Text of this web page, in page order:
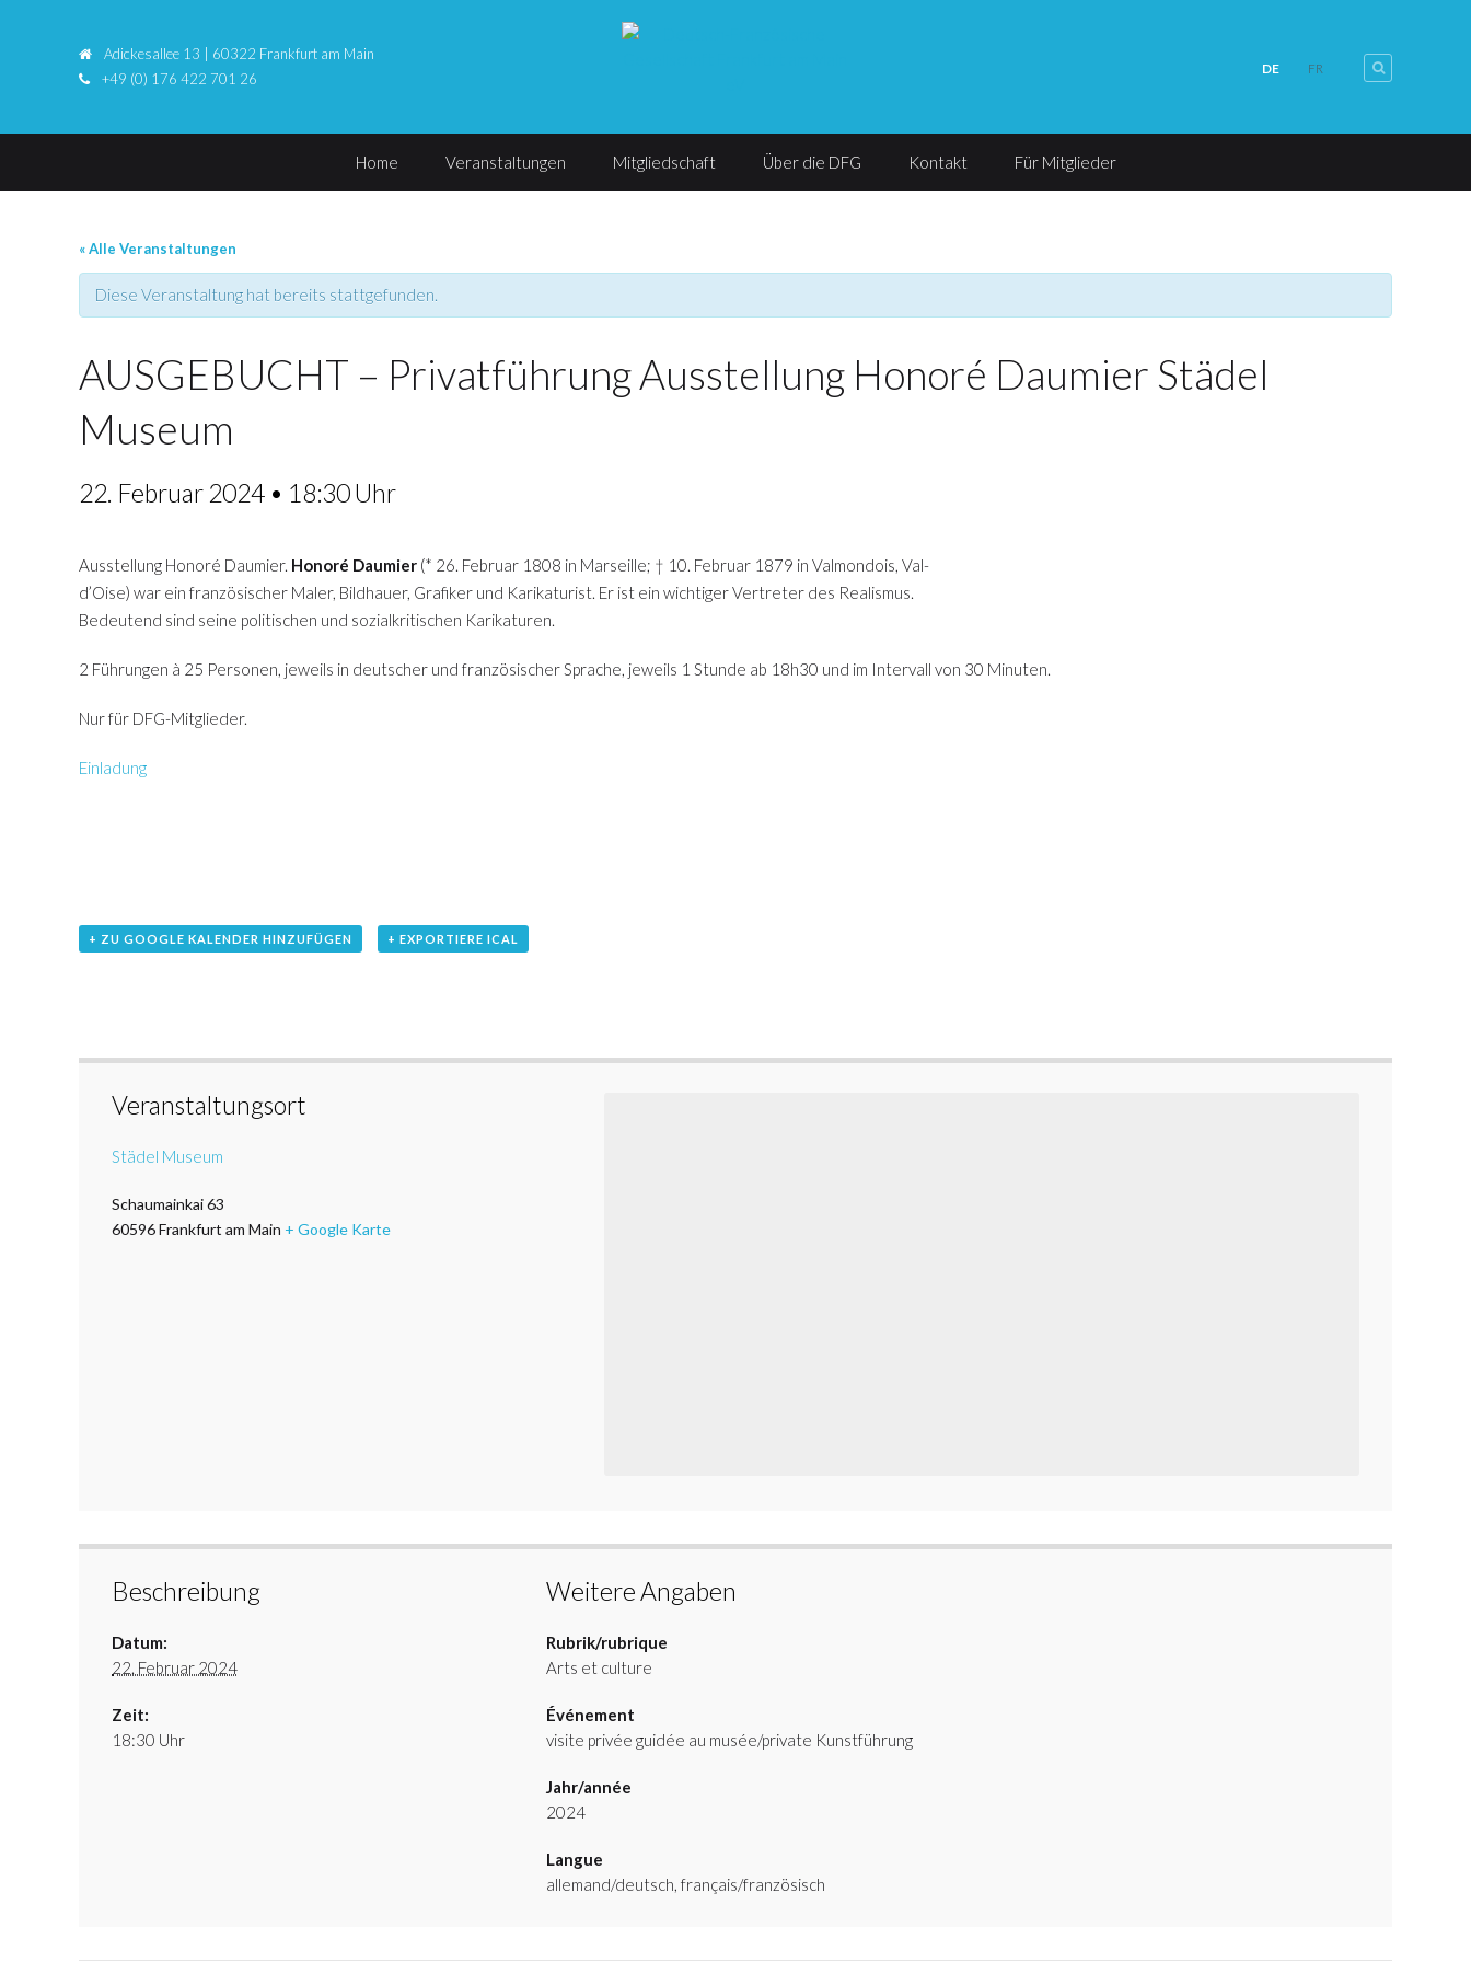
Adickesallee 13 | 60322 Frankfurt am Main
+49 (0) 176 422 701 26
DE FR
Home Veranstaltungen Mitgliedschaft Über die DFG Kontakt Für Mitglieder
« Alle Veranstaltungen
Diese Veranstaltung hat bereits stattgefunden.
AUSGEBUCHT – Privatführung Ausstellung Honoré Daumier Städel
Museum
22. Februar 2024 • 18:30 Uhr
Ausstellung Honoré Daumier. Honoré Daumier (* 26. Februar 1808 in Marseille; † 10. Februar 1879 in Valmondois, Val-
d’Oise) war ein französischer Maler, Bildhauer, Grafiker und Karikaturist. Er ist ein wichtiger Vertreter des Realismus.
Bedeutend sind seine politischen und sozialkritischen Karikaturen.
2 Führungen à 25 Personen, jeweils in deutscher und französischer Sprache, jeweils 1 Stunde ab 18h30 und im Intervall von 30 Minuten.
Nur für DFG-Mitglieder.
Einladung
+ ZU GOOGLE KALENDER HINZUFÜGEN + EXPORTIERE ICAL
Veranstaltungsort
Städel Museum
Schaumainkai 63
60596Frankfurt am Main + Google Karte
Beschreibung
Datum:
22. Februar 2024
Zeit:
18:30 Uhr
Weitere Angaben
Rubrik/rubrique
Arts et culture
Événement
visite privée guidée au musée/private Kunstführung
Jahr/année
2024
Langue
allemand/deutsch, français/französisch